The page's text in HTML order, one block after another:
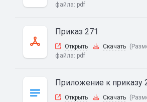
файла: pdf
Приказ 271
Открыть Скачать
файла: pdf
Приложение к приказу
Открыть Скачать